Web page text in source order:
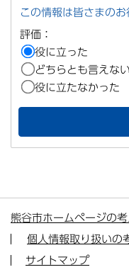
この情報は皆さまの
評価：
役に立った
どちらとも言えない
役に立たなかった
熊谷市ホームページの
個人情報取り扱いの
サイトマップ